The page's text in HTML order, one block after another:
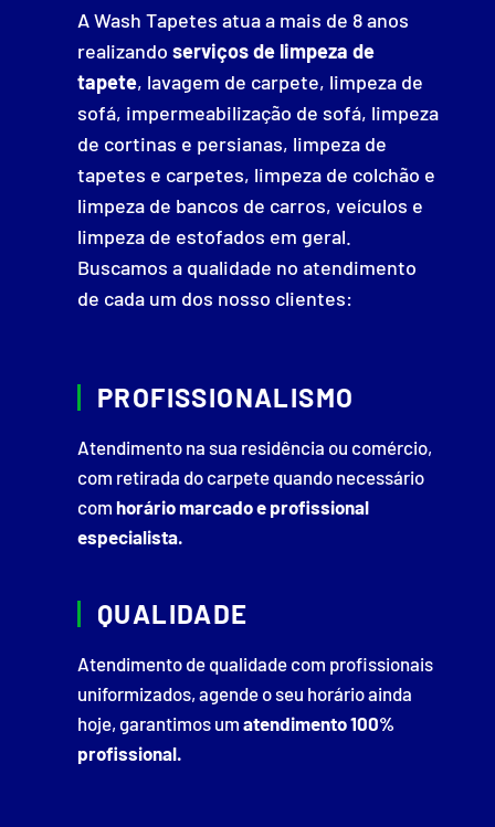
A Wash Tapetes atua a mais de 8 anos
realizando serviços de limpeza de
tapete, lavagem de carpete, limpeza de
sofá, impermeabilização de sofá, limpeza
de cortinas e persianas, limpeza de
tapetes e carpetes, limpeza de colchão e
limpeza de bancos de carros, veículos e
limpeza de estofados em geral.
Buscamos a qualidade no atendimento
de cada um dos nosso clientes:
PROFISSIONALISMO
Atendimento na sua residência ou comércio,
com retirada do carpete quando necessário
com horário marcado e profissional
especialista.
QUALIDADE
Atendimento de qualidade com profissionais
uniformizados, agende o seu horário ainda
hoje, garantimos um atendimento 100%
profissional.